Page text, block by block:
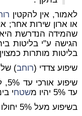
לאמור, אין להקטין
או ארון שירות אחר;
שהמידה הנדרשת היא
הגישה ע"י בליטות
בליטות מותרות כמצוין
שיפוע צדדי (רוחב) של
עד 5% יהיו מ
שטחי
בשיפוע מעל 5% יחולו כל הוראות ה